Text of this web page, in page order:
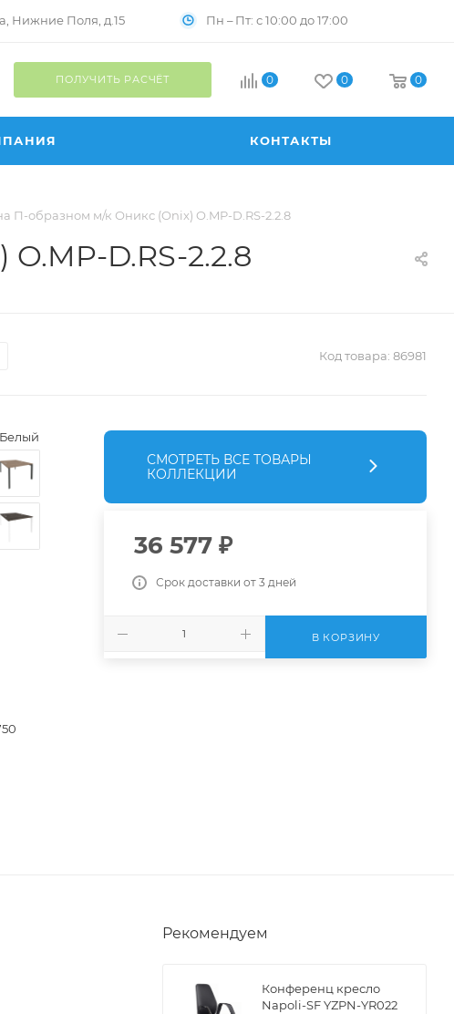
Нижние Поля, д.15 Пн – Пт: с 10:00 до 17:00
ПОЛУЧИТЬ РАСЧЁТ 0 0 0
КОНТАКТЫ
П-образном м/к Оникс (Onix) O.MP-D.RS-2.2.8
D.RS-2.2.8
Код товара: 86981
СМОТРЕТЬ ВСЕ ТОВАРЫ
КОЛЛЕКЦИИ
36 577₽
Срок доставки от 3 дней
В КОРЗИНУ
Рекомендуем
Конференц кресло
Napoli-SF YZPN-YR022